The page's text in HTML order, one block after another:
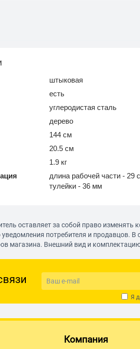
штыковая
есть
углеродистая сталь
дерево
144 см
20.5 см
1.9 кг
длина рабочей части - 29
тулейки - 36 мм
оставляет за собой право
уведомления потребителя и продавцов.
магазина. Внешний вид и
Я
Компания